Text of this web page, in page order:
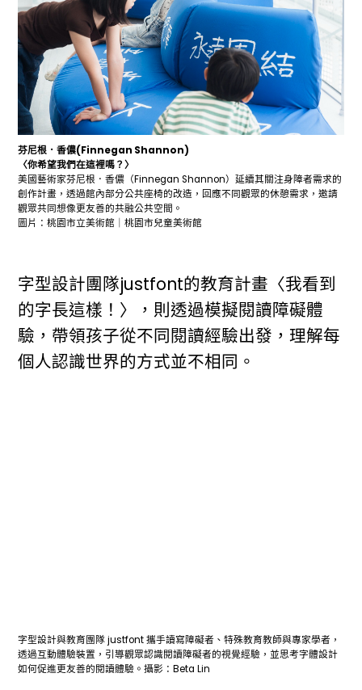
芬尼根．香儂(Finnegan Shannon)
〈你希望我們在這裡嗎？〉
美國藝術家芬尼根．香儂（Finnegan Shannon）延續其關注身障者需求的
創作計畫，透過館內部分公共座椅的改造，回應不同觀眾的休憩需求，邀請
觀眾共同想像更友善的共融公共空間。
圖片：桃園市立美術館｜桃園市兒童美術館
字型設計團隊justfont的教育計畫〈我看到
的字長這樣！〉，則透過模擬閱讀障礙體
驗，帶領孩子從不同閱讀經驗出發，理解每
個人認識世界的方式並不相同。
字型設計與教育團隊 justfont 攜手讀寫障礙者、特殊教育教師與專家學者，
透過互動體驗裝置，引導觀眾認識閱讀障礙者的視覺經驗，並思考字體設計
如何促進更友善的閱讀體驗。攝影：Beta Lin